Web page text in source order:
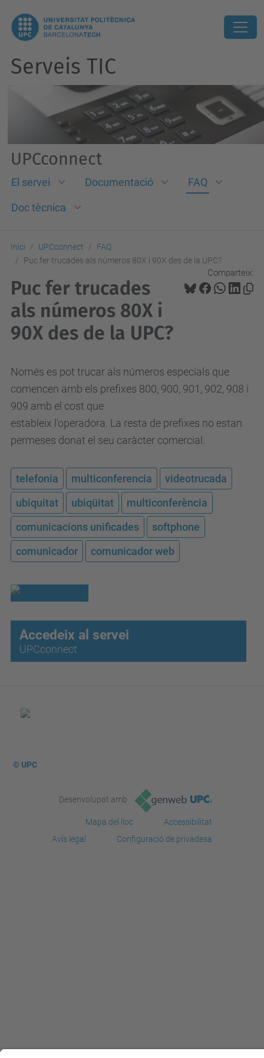
Serveis TIC
UPCconnect
El servei Documentació FAQ
Doc tècnica
Inici UPCconnect
FAQ
Puc fer trucades als números 80X i 90X des de la UPC?
Comparteix:
Puc fer trucades
als números 80X i
90X des de la UPC?
Només es pot trucar als números especials que
comencen amb els prefixes 800, 900, 901, 902, 908 i
909 amb el cost que
estableix l'operadora. La resta de prefixes no estan
permeses donat el seu caràcter comercial.
telefonia multiconferencia
videotrucada
ubiquitat
ubiqüitat
multiconferència
comunicacions unificades
softphone
comunicador
comunicador web
Accedeix al servei
UPCconnect
© UPC
Desenvolupat amb
Mapa del lloc
Accessibilitat
Avís legal
Configuració de privadesa